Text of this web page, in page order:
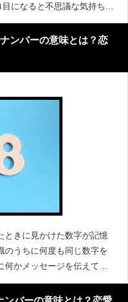
になると不思議な気持ちに
ーは天使からのお告げとい
なものを感じます。
ンバーの意味とは？恋
ときに見かけた数字が記憶
のうちに何度も同じ数字を
何かメッセージを伝えてい
同じ数字が3つ並んでいる
えてしまいます。